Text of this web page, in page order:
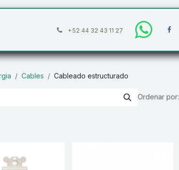
+52 44 32 43 11 27
Cables Cableado estructurado
Ordenar por: